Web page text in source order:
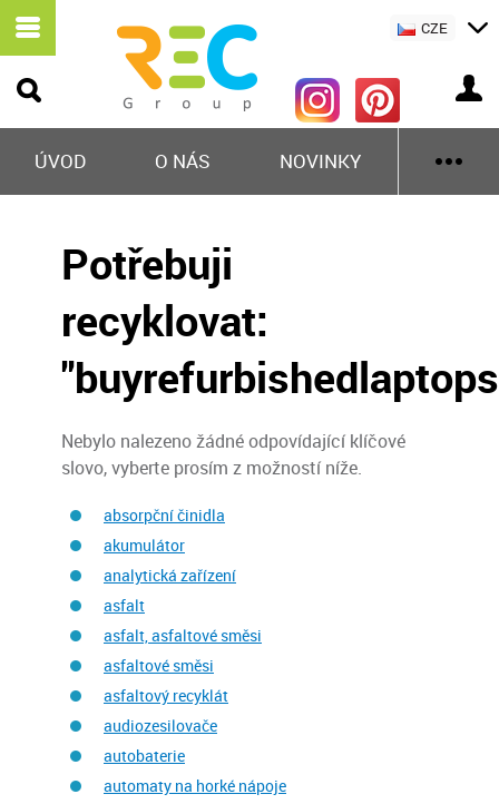
ÚVOD O NÁS NOVINKY
CZE
Potřebuji
recyklovat:
Nebylo nalezeno žádné odpovídající klíčové
slovo, vyberte prosím z možností níže.
absorpční činidla
akumulátor
analytická zařízení
asfalt
asfalt, asfaltové směsi
asfaltové směsi
asfaltový recyklát
audiozesilovače
autobaterie
automaty na horké nápoje